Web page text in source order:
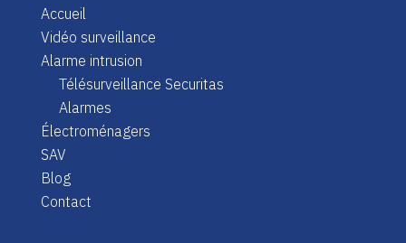
Accueil
Vidéo surveillance
Alarme intrusion
Télésurveillance Securitas
Alarmes
Électroménagers
SAV
Blog
Contact